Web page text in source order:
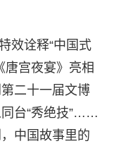
效诠释“中国式
唐宫夜宴》亮相
二十一届文博
同台“秀绝技”……
中国故事里的